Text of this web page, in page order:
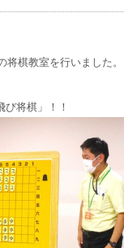
将棋教室を行いました。
将棋」！！